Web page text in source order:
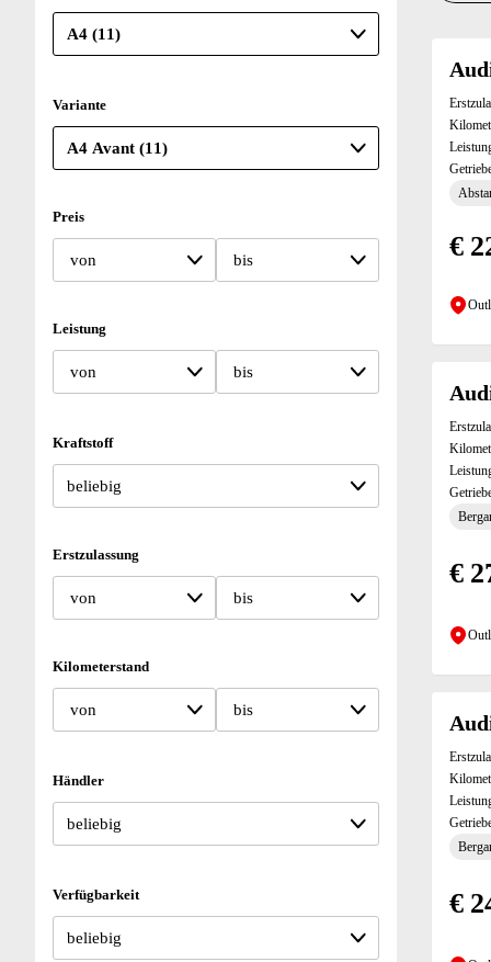
Variante
Preis
von bis
Leistung
von bis
Kraftstoff
Erstzulassung
von bis
Kilometerstand
von bis
Händler
Verfügbarkeit
€
€
€